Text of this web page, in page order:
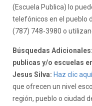
(Escuela Publica) lo
telefónicos en el pueblo
(787) 748-3980 o
Búsquedas
publicas y/o escuelas
Jesus Silva: Haz clic aquí
que ofrecen un nivel
región, pueblo o ciudad